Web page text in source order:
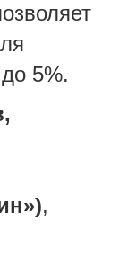
5%.
,